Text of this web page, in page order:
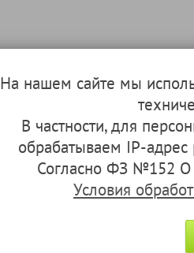
На нашем сайте мы
В частности, для
обрабатываем IP-
Согласно ФЗ №152 О
Условия